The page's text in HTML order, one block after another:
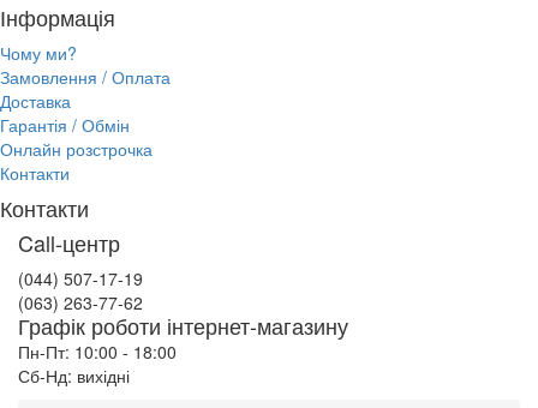
Інформація
Чому ми?
Замовлення / Оплата
Доставка
Гарантія / Обмін
Онлайн розстрочка
Контакти
Контакти
Call-центр
(044) 507-17-19
(063) 263-77-62
Графік роботи інтернет-магазину
Пн-Пт: 10:00 - 18:00
Сб-Нд: вихідні